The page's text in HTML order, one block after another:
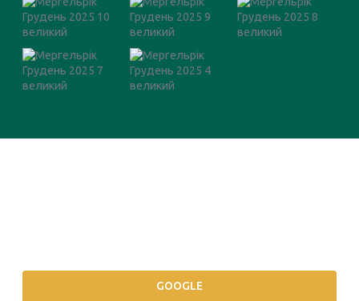
GOOGLE